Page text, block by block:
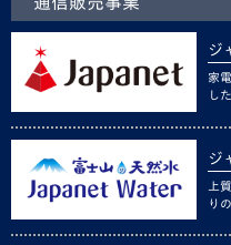
ジ
家
し
ジ
上
り